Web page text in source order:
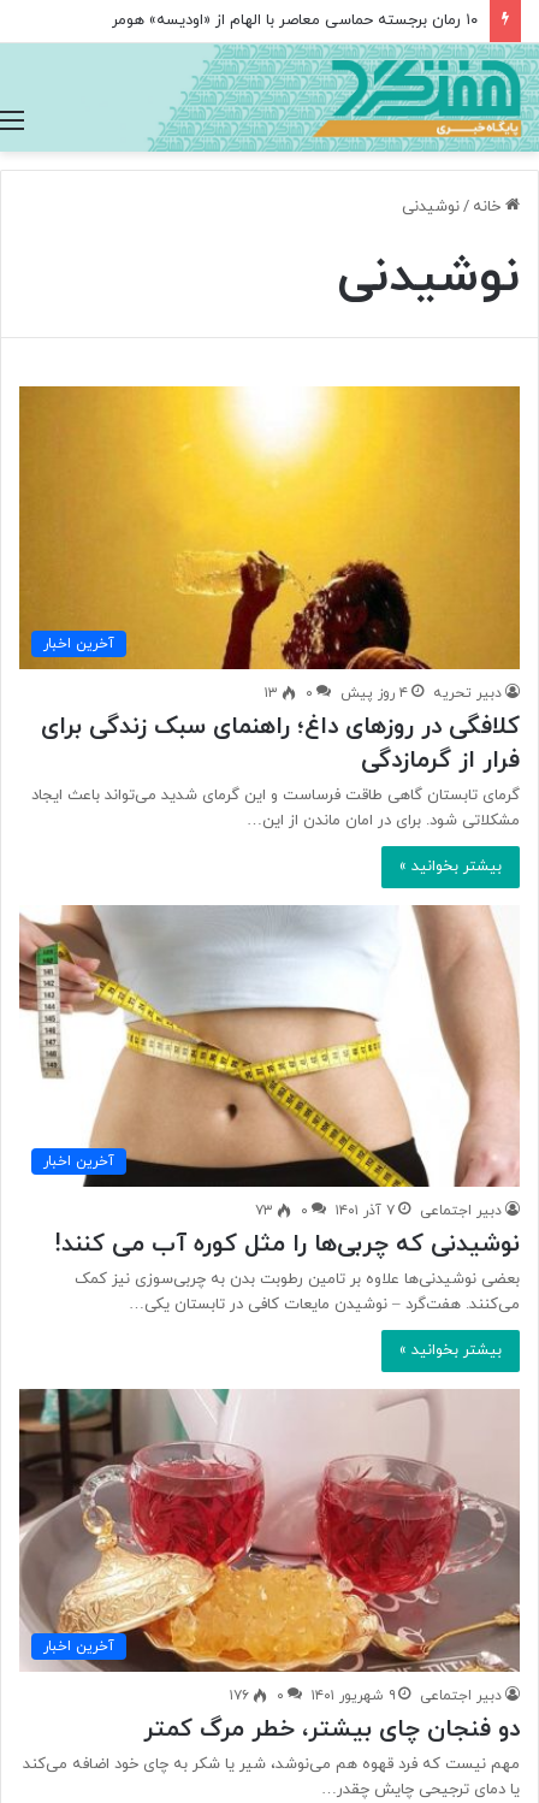
مغز متفکر گوگل از سمت خود کناره‌گیری کرد
خانه /نوشیدنی
نوشیدنی
آخرین اخبار
دبیر تحریه ۴ روز پیش ۰ ۱۳
کلافگی در روزهای داغ؛ راهنمای سبک زندگی برای
فرار از گرمازدگی
گرمای تابستان گاهی طاقت فرساست و این گرمای شدید می‌تواند باعث ایجاد
مشکلاتی شود. برای در امان ماندن از این…
بیشتر بخوانید »
آخرین اخبار
دبیر اجتماعی ۷ آذر ۱۴۰۱ ۰ ۷۳
نوشیدنی که چربی‌ها را مثل کوره آب می کنند!
بعضی نوشیدنی‌ها علاوه بر تامین رطوبت بدن به چربی‌سوزی نیز کمک
می‌کنند. هفت‌گرد – نوشیدن مایعات کافی در تابستان یکی…
بیشتر بخوانید »
آخرین اخبار
دبیر اجتماعی ۹ شهریور ۱۴۰۱ ۰ ۱۷۶
دو فنجان چای بیشتر، خطر مرگ کمتر
مهم نیست که فرد قهوه هم می‌نوشد، شیر یا شکر به چای خود اضافه می‌کند
یا دمای ترجیحی چایش چقدر…